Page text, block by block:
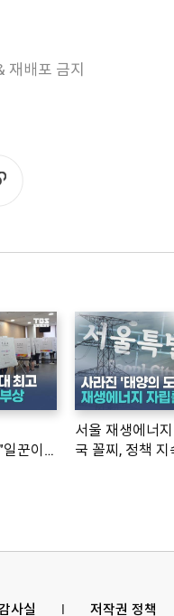
배포 금지
꾼이
서울 재생에너
국 꼴찌, 정책 지
사실 l 저작권 정책